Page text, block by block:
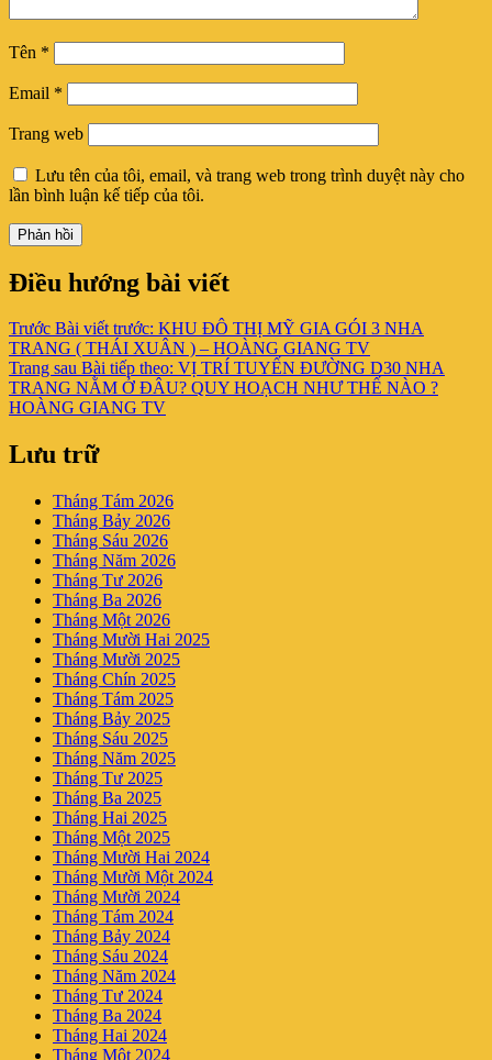
Tên *
Email *
Trang web
Lưu tên của tôi, email, và trang web trong trình duyệt này cho
lần bình luận kế tiếp của tôi.
Điều hướng bài viết
Trước Bài viết trước: KHU ĐÔ THỊ MỸ GIA GÓI 3 NHA
TRANG ( THÁI XUÂN ) – HOÀNG GIANG TV
Trang sau Bài tiếp theo: VỊ TRÍ TUYẾN ĐƯỜNG D30 NHA
TRANG NẰM Ở ĐÂU? QUY HOẠCH NHƯ THẾ NÀO ?
HOÀNG GIANG TV
Lưu trữ
Tháng Tám 2026
Tháng Bảy 2026
Tháng Sáu 2026
Tháng Năm 2026
Tháng Tư 2026
Tháng Ba 2026
Tháng Một 2026
Tháng Mười Hai 2025
Tháng Mười 2025
Tháng Chín 2025
Tháng Tám 2025
Tháng Bảy 2025
Tháng Sáu 2025
Tháng Năm 2025
Tháng Tư 2025
Tháng Ba 2025
Tháng Hai 2025
Tháng Một 2025
Tháng Mười Hai 2024
Tháng Mười Một 2024
Tháng Mười 2024
Tháng Tám 2024
Tháng Bảy 2024
Tháng Sáu 2024
Tháng Năm 2024
Tháng Tư 2024
Tháng Ba 2024
Tháng Hai 2024
Tháng Một 2024